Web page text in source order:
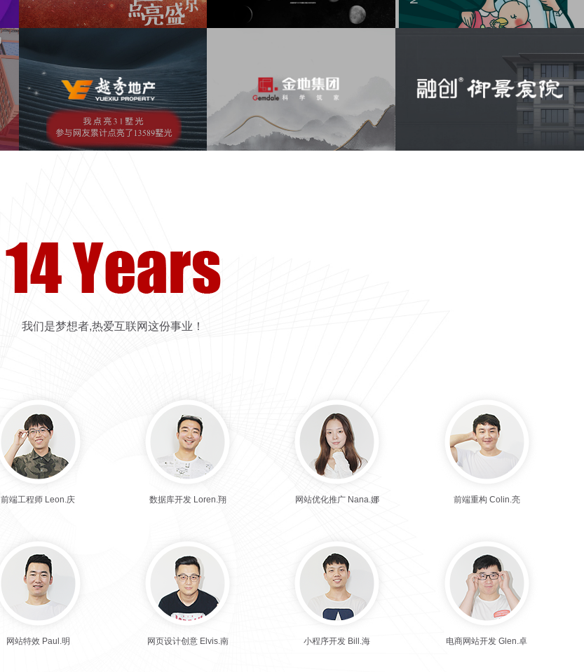
沈阳越秀 项目营销 互动H5 品牌H5
我们是梦想者,热爱互联网这份事业！
前端工程师 Leon.庆 数据库开发 Loren.翔 网站优化推广 Nana.娜 前端重构 Colin.亮
网站特效 Paul.明 网页设计创意 Elvis.南 小程序开发 Bill.海 电商网站开发 Glen.卓